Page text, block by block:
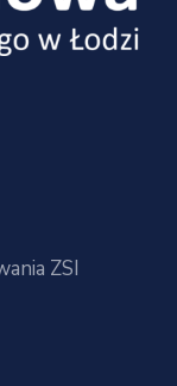
ZSI